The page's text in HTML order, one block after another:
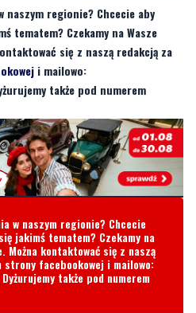
Pijany wjechał w barierki, potem
regionie? Chcecie aby
tematem? Czekamy na Wasze
się z naszą redakcją za
i mailowo:
także pod numerem
w naszym regionie? Chcecie
jakimś tematem? Czekamy na